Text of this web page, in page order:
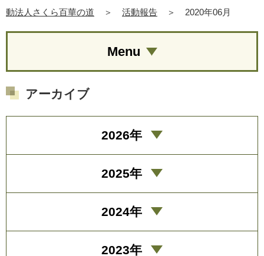
動法人さくら百華の道
＞ 活動報告 ＞ 2020年06月
Menu
アーカイブ
2026年
2025年
2024年
2023年